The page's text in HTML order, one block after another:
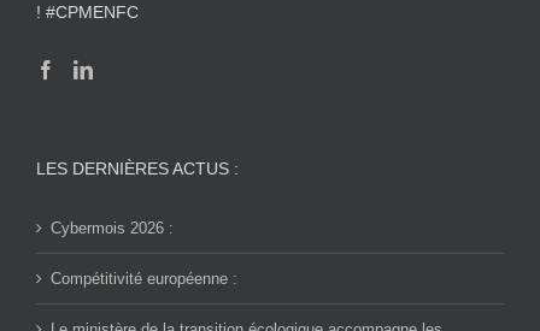
! #CPMENFC
LES DERNIÈRES ACTUS :
Cybermois 2026 :
Compétitivité européenne :